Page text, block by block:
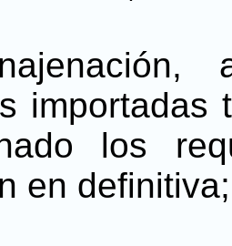
importadas
los
en definitiva;